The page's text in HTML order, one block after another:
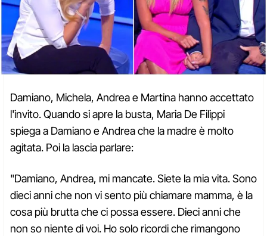
Damiano, Michela, Andrea e Martina hanno accettato
l'invito. Quando si apre la busta, Maria De Filippi
spiega a Damiano e Andrea che la madre è molto
agitata. Poi la lascia parlare:
"Damiano, Andrea, mi mancate. Siete la mia vita. Sono
dieci anni che non vi sento più chiamare mamma, è la
cosa più brutta che ci possa essere. Dieci anni che
non so niente di voi. Ho solo ricordi che rimangono